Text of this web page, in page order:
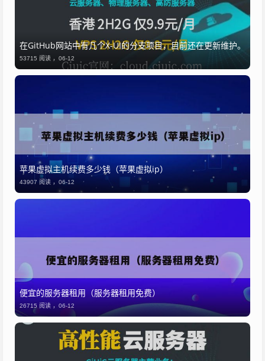
​在GitHub网站中有几个X-UI的分支项目，目前还在更新维护。
53715 阅读 ， 06-12
苹果虚拟主机续费多少钱（苹果虚拟ip）
43907 阅读 ， 06-12
便宜的服务器租用（服务器租用免费）
26715 阅读 ， 06-12